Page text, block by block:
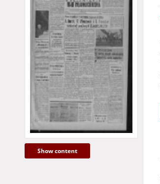
Show content